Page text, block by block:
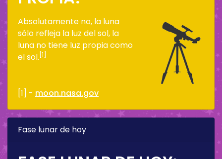
Absolutamente no, la luna
sólo refleja la luz del sol, la
luna no tiene luz propia como
el sol. [1]
[1] - moon.nasa.gov
Fase lunar de hoy